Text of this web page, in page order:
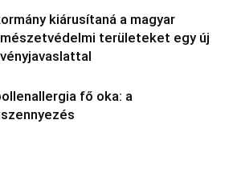
kiárusítaná a magyar
területeket egy új
fő oka: a